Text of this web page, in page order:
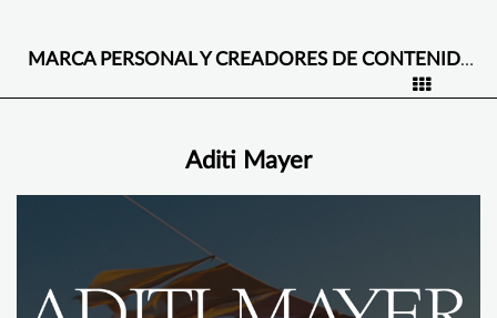
MARCA PERSONAL Y CREADORES DE CONTENIDO -
Aditi Mayer